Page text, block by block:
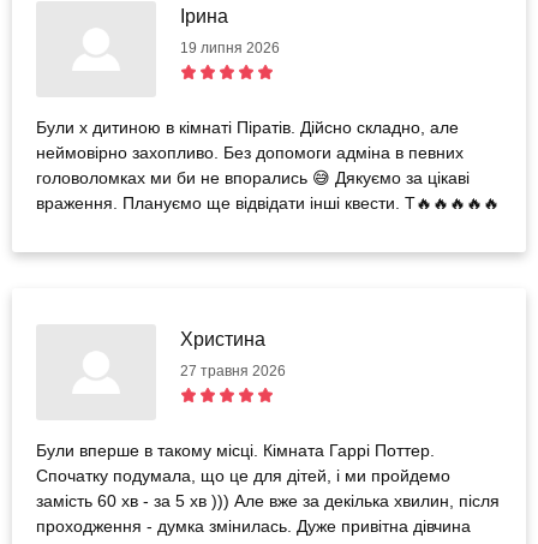
Ірина
19 липня 2026
Були х дитиною в кімнаті Піратів. Дійсно складно, але
неймовірно захопливо. Без допомоги адміна в певних
головоломках ми би не впорались 😅 Дякуємо за цікаві
враження. Плануємо ще відвідати інші квести. Т🔥🔥🔥🔥🔥
Христина
27 травня 2026
Були вперше в такому місці. Кімната Гаррі Поттер.
Спочатку подумала, що це для дітей, і ми пройдемо
замість 60 хв - за 5 хв ))) Але вже за декілька хвилин, після
проходження - думка змінилась. Дуже привітна дівчина